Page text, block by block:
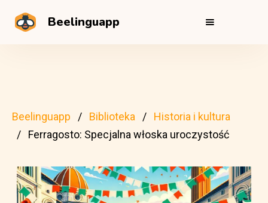
Beelinguapp
Beelinguapp Biblioteka
Historia i kultura
Ferragosto: Specjalna włoska uroczystość